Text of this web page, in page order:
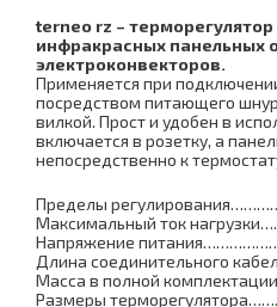
terneo rz – терморегулятор
инфракрасных панельных
электроконвекторов.
Применяется при
посредством питающего
вилкой. Прост и удобен в
включается в розетку, а
непосредственно к
Пределы
Максимальный ток
Напряжение
Длина соединительного
Масса в полной
Размеры